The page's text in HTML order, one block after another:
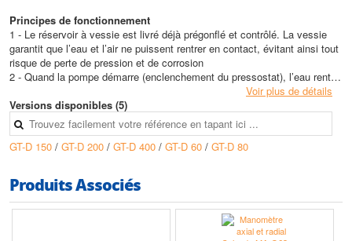
Principes de fonctionnement
1 - Le réservoir à vessie est livré déjà prégonflé et contrôlé. La vessie
garantit que l’eau et l’air ne puissent rentrer en contact, évitant ainsi tout
risque de perte de pression et de corrosion
2 - Quand la pompe démarre (enclenchement du pressostat), l’eau rentre
dans le réservoir car la pression de l’installation dépasse la pression de
prégonflage du réservoir. On accumule ainsi une réserve d’eau sous
pression
3 - Quand la pression à l’intérieur du réservoir atteint la pression de
déclenchement du pressostat, la pompe s’arrête. La quantité max d’eau
4 - Lorsqu’on soutire de l’eau à un robinet, la pression contenue dans le
réservoir pousse l’eau dans l’installation. Avec un réservoir dont le
volume a été calculé correctement, on réduit au max les démarrages de
Voir plus de détails
Versions disponibles (5)
GT-D 150 / GT-D 200 / GT-D 400 / GT-D 60 / GT-D 80
Produits Associés